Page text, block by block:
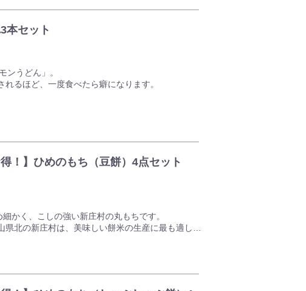
用に、オトクな4点セットでお届けいたします！
正月が過ぎてもお好きなときにお餅が楽しめます♪
がございますので予めご了承ください。
本セット
ンうどん」。
るほど、一度食べたら癖になります。
ます。
頂いている定番タレです。
ホルモンの甘み、野菜の甘みの相性が抜群です。
自宅でお召し上がりになれる商品です。
野菜炒め、チャーハンの味付け、焼肉のたれとし
！】ひめのもち（豆餅）4点セット
かく、こしの強い新庄村の丸もちです。
北の新庄村は、美味しい餅米の生産に最も適した